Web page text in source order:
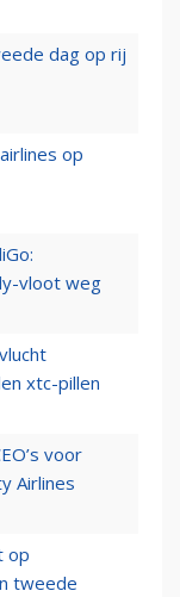
dag op rij
op
vloot weg
xtc-pillen
voor
Airlines
op
tweede